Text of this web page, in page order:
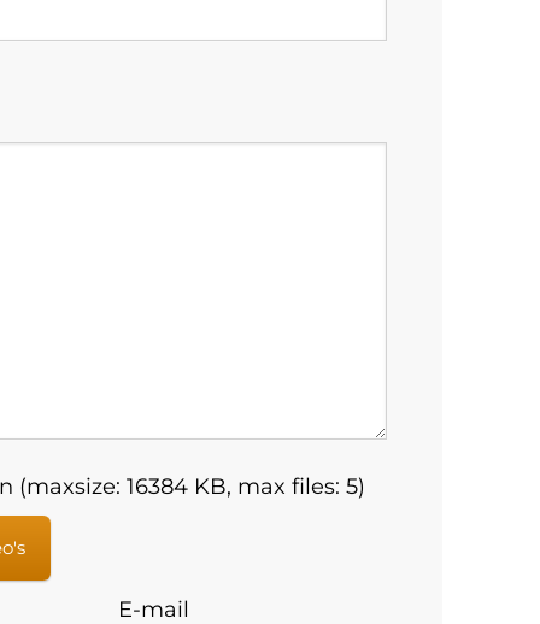
(maxsize: 16384 KB, max files: 5)
E-mail